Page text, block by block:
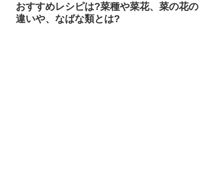
おすすめレシピは?菜種や菜花、菜の花の
違いや、なばな類とは?